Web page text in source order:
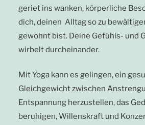
geriet ins wanken, körperliche
dich, deinen Alltag so zu
gewohnt bist. Deine Gefühls- und
wirbelt durcheinander.
Mit Yoga kann es gelingen, ein
Gleichgewicht zwischen
Entspannung herzustellen, das
beruhigen, Willenskraft und